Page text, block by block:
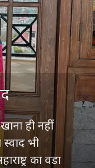
ही नहीं
भी
का वडा